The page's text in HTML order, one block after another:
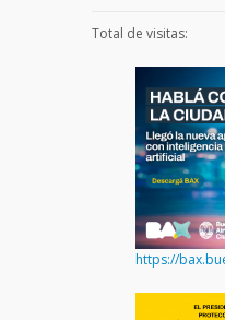
Total de visitas:
https://